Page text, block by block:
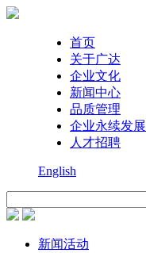
首页
关于广达
企业文化
新闻中心
品质管理
企业永续发展
人才招聘
English
新闻活动